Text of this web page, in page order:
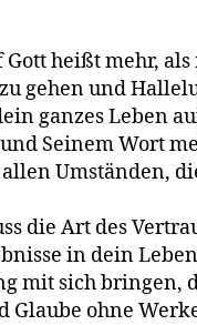
heißt mehr,
gehen und
ganzes Leben
Seinem Wort
Umständen,
die Art des
in dein
mit sich bringen,
Glaube ohne